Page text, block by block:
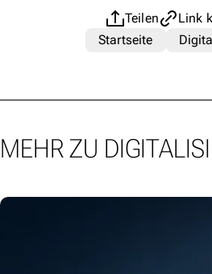
Teilen
Link
Startseite
MEHR ZU